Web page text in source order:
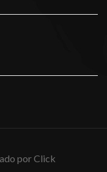
por Click